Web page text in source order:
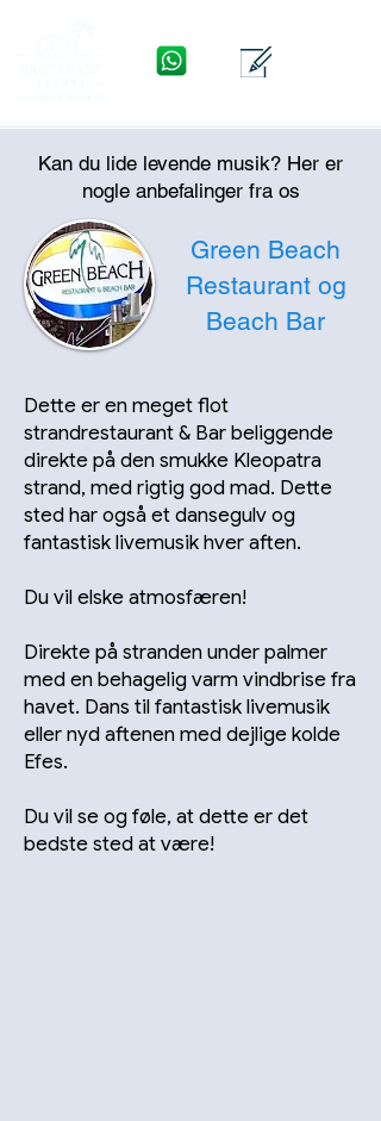
Kan du lide levende musik? Her er
nogle anbefalinger fra os
Green Beach
Restaurant og
Beach Bar
Dette er en meget flot
strandrestaurant & Bar beliggende
direkte på den smukke Kleopatra
strand, med rigtig god mad. Dette
sted har også et dansegulv og
fantastisk livemusik hver aften.
Du vil elske atmosfæren!
Direkte på stranden under palmer
med en behagelig varm vindbrise fra
havet. Dans til fantastisk livemusik
eller nyd aftenen med dejlige kolde
Efes.
Du vil se og føle, at dette er det
bedste sted at være!